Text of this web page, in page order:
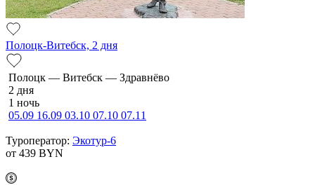
Полоцк-Витебск, 2 дня
По­лоцк — Ви­тебск — Здравнёво
2 дня
1 ночь
05.09 16.09 03.10 07.10 07.11
Туроператор: Экотур-6
от 439 BYN